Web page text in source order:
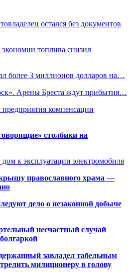
остался без документов
топлива снизил
более 3 миллионов долларов на…
Арены Бреста ждут прибытия…
предприятия компенсации
столбики на
к эксплуатации электромобиля
православного храма —
дело о незаконной добыче
несчастный случай
завладел табельным
милиционеру в голову